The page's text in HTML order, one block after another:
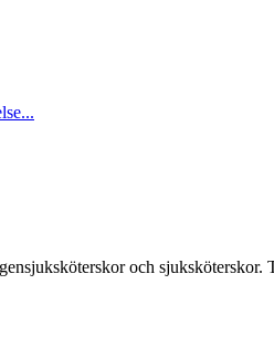
och sjuksköterskor.